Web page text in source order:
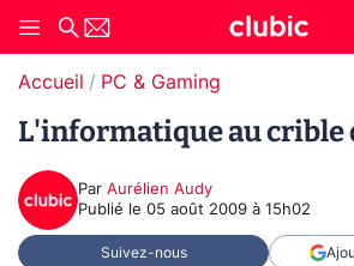
Accueil PC & Gaming
L'informatique au crible
Par Aurélien Audy
Publié le 05 août 2009 à 15h02
Suivez-nous